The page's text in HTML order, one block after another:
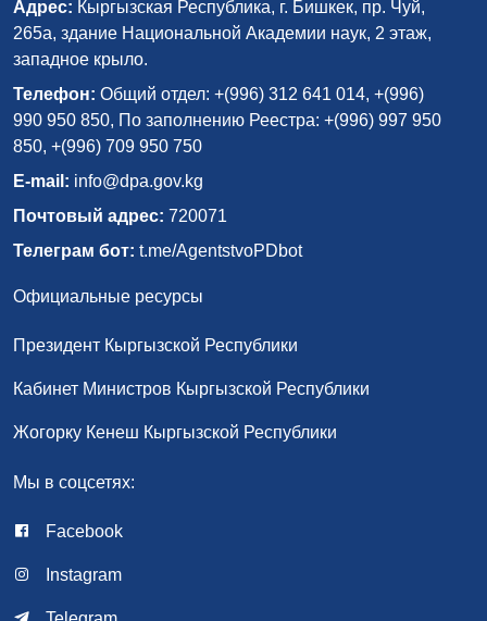
Адрес: Кыргызская Республика, г. Бишкек, пр. Чуй,
265а, здание Национальной Академии наук, 2 этаж,
западное крыло.
Телефон: Общий отдел: +(996) 312 641 014, +(996)
990 950 850, По заполнению Реестра: +(996) 997 950
850, +(996) 709 950 750
E-mail: info@dpa.gov.kg
Почтовый адрес: 720071
Телеграм бот: t.me/AgentstvoPDbot
Официальные ресурсы
Президент Кыргызской Республики
Кабинет Министров Кыргызской Республики
Жогорку Кенеш Кыргызской Республики
Мы в соцсетях:
Facebook
Instagram